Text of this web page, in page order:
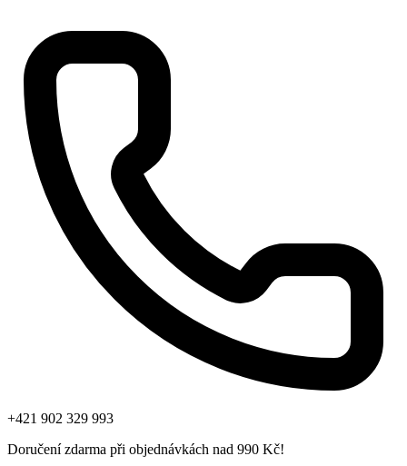
+421 902 329 993
Doručení zdarma při objednávkách nad 990 Kč!